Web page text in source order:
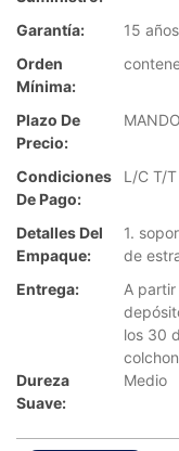
Garantía:
15
Orden
Mínima:
Plazo De
Precio:
Condiciones
De Pago:
L/C T/T
Detalles Del
Empaque:
1.
de
Entrega:
A
los 30
Dureza
Suave:
Medio